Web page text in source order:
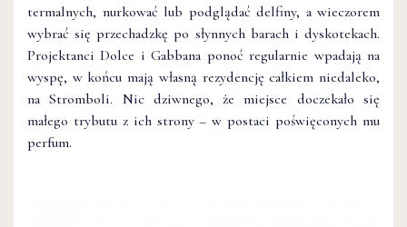
termalnych, nurkować lub podglądać delfiny, a wieczorem
wybrać się przechadzkę po słynnych barach i dyskotekach.
Projektanci Dolce i Gabbana ponoć regularnie wpadają na
wyspę, w końcu mają własną rezydencję całkiem niedaleko,
na Stromboli. Nic dziwnego, że miejsce doczekało się
małego trybutu z ich strony – w postaci poświęconych mu
perfum.